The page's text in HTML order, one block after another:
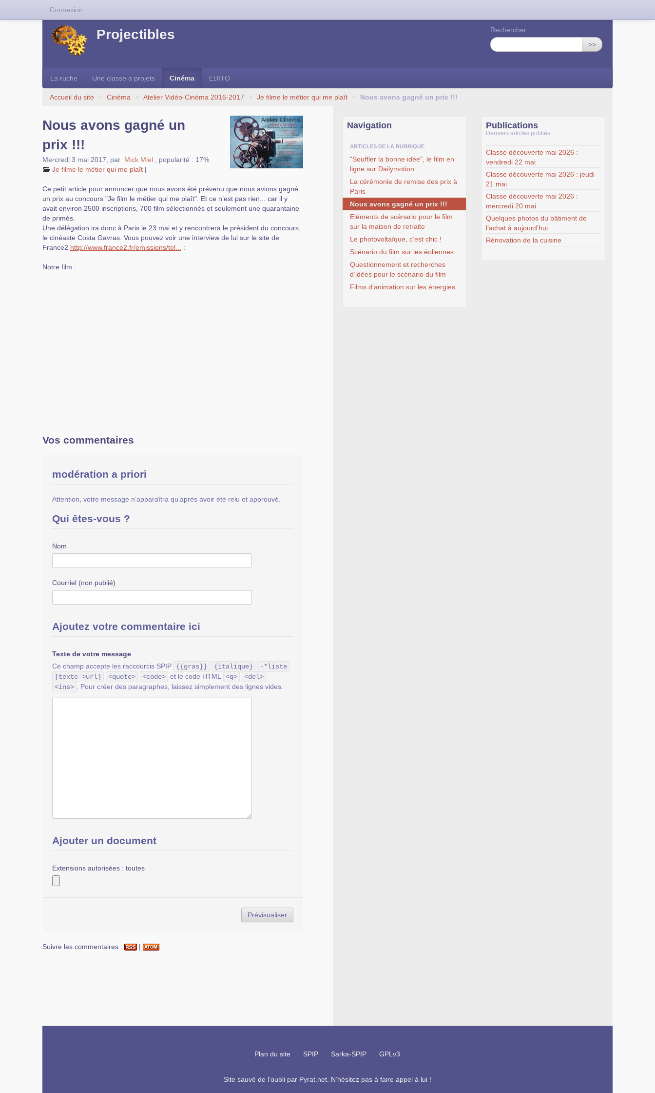
Projectibles
Rechercher :
>>
La ruche Une classe à projets Cinéma EDITO
Accueil du site > Cinéma > Atelier Vidéo-Cinéma 2016-2017 > Je filme le métier qui me plaît > Nous avons gagné un prix !!!
Nous avons gagné un
prix !!!
Mercredi 3 mai 2017 par Mick Miel
popularité : 17%
Je filme le métier qui me plaît |
Ce petit article pour annoncer que nous avons été prévenu que nous avions gagné
un prix au concours "Je film le métier qui me plaît". Et ce n’est pas rien... car il y
avait environ 2500 inscriptions, 700 film sélectionnés et seulement une quarantaine
de primés.
Une délégation ira donc à Paris le 23 mai et y rencontrera le président du concours,
le cinéaste Costa Gavras. Vous pouvez voir une interview de lui sur le site de
France2 http://www.france2.fr/emissions/tel... :
Notre film :
Vos commentaires
modération a priori
Attention, votre message n’apparaîtra qu’après avoir été relu et approuvé.
Qui êtes-vous ?
Nom
Courriel (non publié)
Ajoutez votre commentaire ici
Texte de votre message
Ce champ accepte les raccourcis SPIP
{{gras}} {italique}
-*liste
[texte->url]
<quote> <code> et le code HTML <q>
<del>
<ins>
. Pour créer des paragraphes, laissez simplement des lignes vides.
Ajouter un document
Extensions autorisées : toutes
Suivre les commentaires : |
Navigation
ARTICLES DE LA RUBRIQUE
"Souffler la bonne idée", le film en
ligne sur Dailymotion
La cérémonie de remise des prix à
Paris
Nous avons gagné un prix !!!
Eléments de scénario pour le film
sur la maison de retraite
Le photovoltaïque, c’est chic !
Scénario du film sur les éoliennes
Questionnement et recherches
d’idées pour le scénario du film
Films d’animation sur les énergies
Publications
Derniers articles publiés
Classe découverte mai 2026 :
vendredi 22 mai
Classe découverte mai 2026 : jeudi
21 mai
Classe découverte mai 2026 :
mercredi 20 mai
Quelques photos du bâtiment de
l’achat à aujourd’hui
Rénovation de la cuisine
Plan du site SPIP Sarka-SPIP GPLv3
Site sauvé de l’oubli par Pyrat.net . N’hésitez pas à faire appel à lui !
Connexion